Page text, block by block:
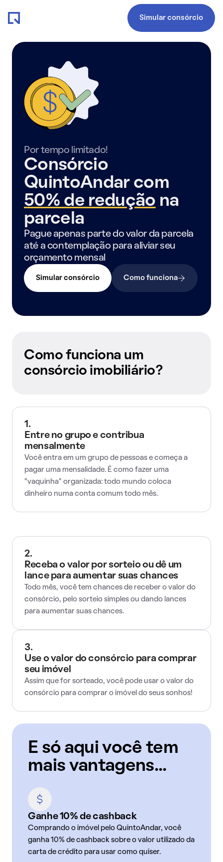
Simular consórcio
Por tempo limitado!
Consórcio
QuintoAndar com
50% de redução na
parcela
Pague apenas parte do valor da parcela
até a contemplação para aliviar seu
orçamento mensal
Simular consórcio Como funciona
Como funciona um
consórcio imobiliário?
1.
Entre no grupo e contribua
mensalmente
Você entra em um grupo de pessoas e começa a
pagar uma mensalidade. É como fazer uma
"vaquinha" organizada: todo mundo coloca
dinheiro numa conta comum todo mês.
2.
Receba o valor por sorteio ou dê um
lance para aumentar suas chances
Todo mês, você tem chances de receber o valor do
consórcio, pelo sorteio simples ou dando lances
para aumentar suas chances.
3.
Use o valor do consórcio para comprar
seu imóvel
Assim que for sorteado, você pode usar o valor do
consórcio para comprar o imóvel do seus sonhos!
E só aqui você tem
mais vantagens...
Ganhe 10% de cashback
Comprando o imóvel pelo QuintoAndar, você
ganha 10% de cashback sobre o valor utilizado da
carta de crédito para usar como quiser.